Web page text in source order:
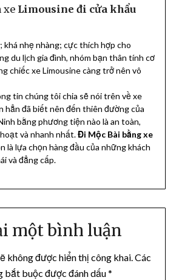
xe Limousine đi cửa khẩu
khá nhẹ nhàng; cực thích hợp cho
du lịch gia đình, nhóm bạn thân tính cơ
chiếc xe Limousine càng trở nên vô
tin chúng tôi chia sẽ nói trên về xe
hẳn đã biết nên đến thiên đường của
bằng phương tiện nào là an toàn,
và nhanh nhất.Đi Mộc Bài bằng xe
là lựa chọn hàng đầu của những khách
và đẳng cấp.
một bình luận
không được hiển thị công khai.Các
bắt buộc được đánh dấu*